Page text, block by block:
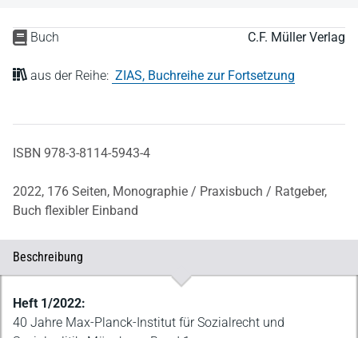
Buch C.F. Müller Verlag
aus der Reihe: ZIAS, Buchreihe zur Fortsetzung
ISBN 978-3-8114-5943-4
2022, 176 Seiten, Monographie / Praxisbuch / Ratgeber,
Buch flexibler Einband
Beschreibung
Beschreibung
Heft 1/2022:
40 Jahre Max-Planck-Institut für Sozialrecht und